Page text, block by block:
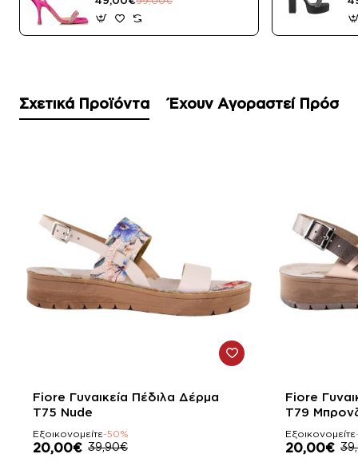
Σχετικά Προϊόντα Έχουν Αγοραστεί
-50%
Fiore Γυναικεία Πέδιλα Δέρμα
T75 Nude
Εξοικονομείτε-50%
20,00€ 39,90€
-50%
Fiore
T79
Εξοικονομείτε
20,00€